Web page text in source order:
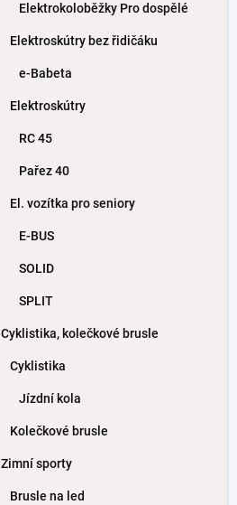
Elektrokoloběžky Pro dospělé
Elektroskútry bez řidičáku
e-Babeta
Elektroskútry
RC 45
Pařez 40
El. vozítka pro seniory
E-BUS
SOLID
SPLIT
Cyklistika, kolečkové brusle
Cyklistika
Jízdní kola
Kolečkové brusle
Zimní sporty
Brusle na led